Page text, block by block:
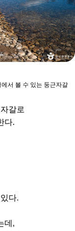
은 돌탑
는 둥근자갈
갈로
다.
다.
데,